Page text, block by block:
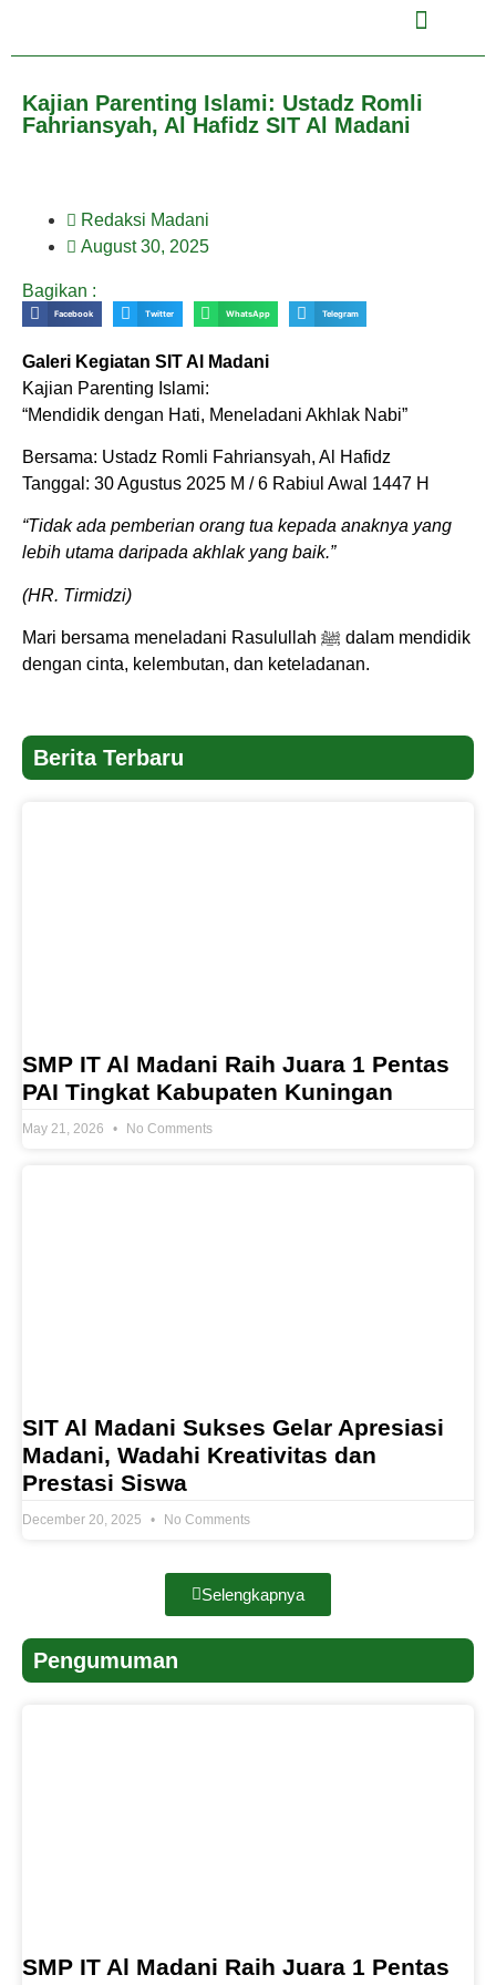
Kajian Parenting Islami: Ustadz Romli
Fahriansyah, Al Hafidz SIT Al Madani
Redaksi Madani
August 30, 2025
Bagikan :
Facebook Twitter WhatsApp Telegram
Galeri Kegiatan SIT Al Madani
Kajian Parenting Islami:
“Mendidik dengan Hati, Meneladani Akhlak Nabi”
Bersama: Ustadz Romli Fahriansyah, Al Hafidz
Tanggal: 30 Agustus 2025 M / 6 Rabiul Awal 1447 H
“Tidak ada pemberian orang tua kepada anaknya yang
lebih utama daripada akhlak yang baik.”
(HR. Tirmidzi)
Mari bersama meneladani Rasulullah ﷺ dalam mendidik
dengan cinta, kelembutan, dan keteladanan.
Berita Terbaru
SMP IT Al Madani Raih Juara 1 Pentas
PAI Tingkat Kabupaten Kuningan
May 21, 2026 No Comments
SIT Al Madani Sukses Gelar Apresiasi
Madani, Wadahi Kreativitas dan
Prestasi Siswa
December 20, 2025 No Comments
Selengkapnya
Pengumuman
SMP IT Al Madani Raih Juara 1 Pentas